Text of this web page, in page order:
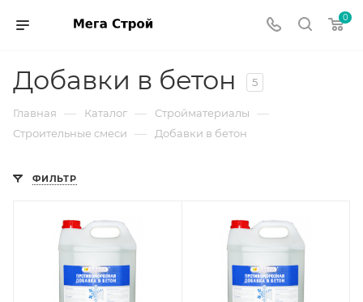
0
Добавки в бетон 5
Главная — Каталог — Стройматериалы —
Строительные смеси — Добавки в бетон
ФИЛЬТР